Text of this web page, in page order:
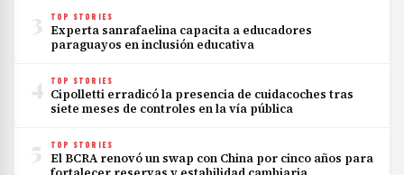
3 TOP STORIES
Experta sanrafaelina capacita a educadores
paraguayos en inclusión educativa
4 TOP STORIES
Cipolletti erradicó la presencia de cuidacoches tras
siete meses de controles en la vía pública
5 TOP STORIES
El BCRA renovó un swap con China por cinco años para